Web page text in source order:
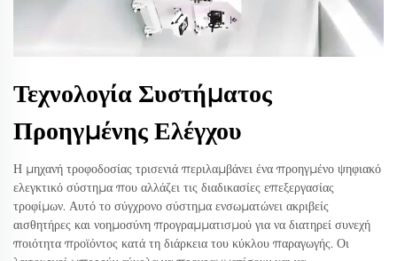
Τεχνολογία Συστήματος
Προηγμένης Ελέγχου
Η μηχανή τροφοδοσίας τρισενιά περιλαμβάνει ένα προηγμένο ψηφιακό
ελεγκτικό σύστημα που αλλάζει τις διαδικασίες επεξεργασίας
τροφίμων. Αυτό το σύγχρονο σύστημα ενσωματώνει ακριβείς
αισθητήρες και νοημοσύνη προγραμματισμού για να διατηρεί συνεχή
ποιότητα προϊόντος κατά τη διάρκεια του κύκλου παραγωγής. Οι